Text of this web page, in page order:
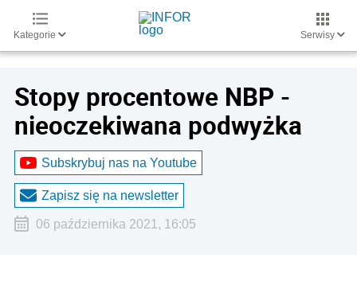
Kategorie Serwisy
Stopy procentowe NBP -
nieoczekiwana podwyżka
Subskrybuj nas na Youtube
Zapisz się na newsletter
06 października 2021, 16:05